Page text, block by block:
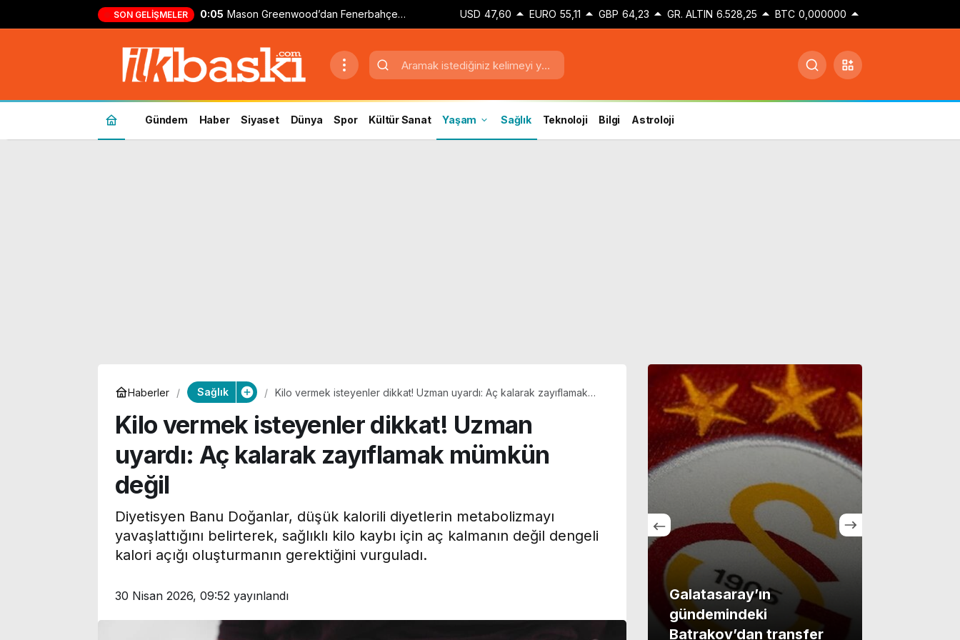
SON GELIŞMELER 0:05 Mason Greenwood’dan Fenerbahçe USD 47,60 EURO 55,11 GBP 64,23 GR. ALTIN 6.528,25 BTC 0,000000
Gündem Haber Siyaset Dünya Spor Kültür Sanat Yaşam Sağlık Teknoloji Bilgi Astroloji
Haberler Sağlık
Kilo vermek isteyenler dikkat! Uzman uyardı: Aç kalarak zayıflamak
Kilo vermek isteyenler dikkat! Uzman
uyardı: Aç kalarak zayıflamak mümkün
değil
Diyetisyen Banu Doğanlar, düşük kalorili diyetlerin metabolizmayı
yavaşlattığını belirterek, sağlıklı kilo kaybı için aç kalmanın değil dengeli
kalori açığı oluşturmanın gerektiğini vurguladı.
30 Nisan 2026, 09:52 yayınlandı
başkanının işyerine
Galatasaray’ın
gündemindeki
Batrakov’dan transfer